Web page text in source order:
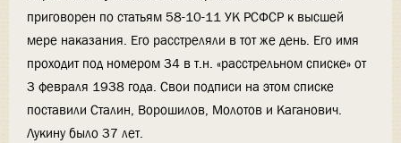
приговорен по статьям 58-10-11 УК РСФСР к высшей
мере наказания. Его расстреляли в тот же день. Его имя
проходит под номером 34 в т.н. «расстрельном списке» от
3 февраля 1938 года. Свои подписи на этом списке
поставили Сталин, Ворошилов, Молотов и Каганович.
Лукину было 37 лет.